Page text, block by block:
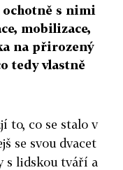
ochotně s nimi
mobilizace,
na přirozený
tedy vlastně
to, co se stalo v
se svou dvacet
s lidskou tváří a